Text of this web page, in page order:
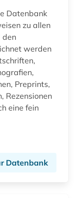
Datenbank
zu allen
den
werden
Preprints,
Rezensionen
eine fein
Datenbank